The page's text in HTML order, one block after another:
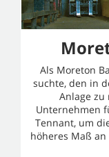
Als Moreton
suchte, den in
Anlage zu
Unternehmen
Tennant, um
höheres Maß